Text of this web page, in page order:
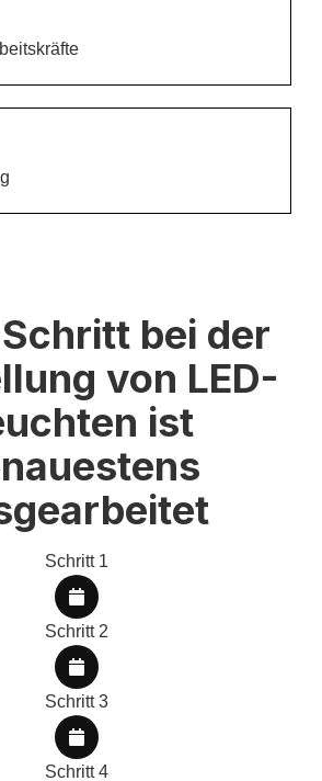
bei der
von LED-
ist
Schritt 1
Schritt 2
Schritt 3
Schritt 4